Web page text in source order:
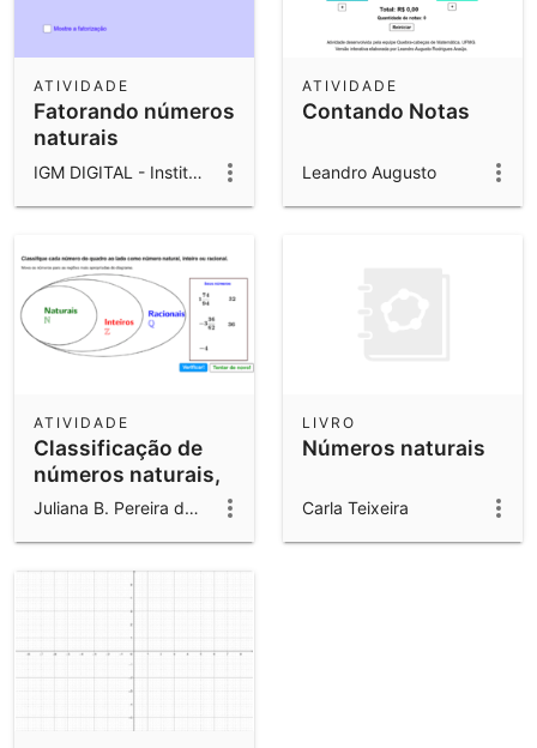
Fatorando números
naturais
ATIVIDADE
IGM DIGITAL - Instituto Goiano de Matemática
Contando Notas
ATIVIDADE
Leandro Augusto
Classificação de
números naturais,
inteiros e racionais
ATIVIDADE
Juliana B. Pereira dos Santos
Números naturais
LIVRO
Carla Teixeira